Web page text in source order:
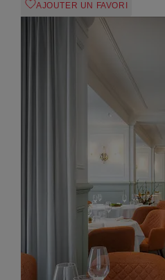
AJOUTER UN FAVORI